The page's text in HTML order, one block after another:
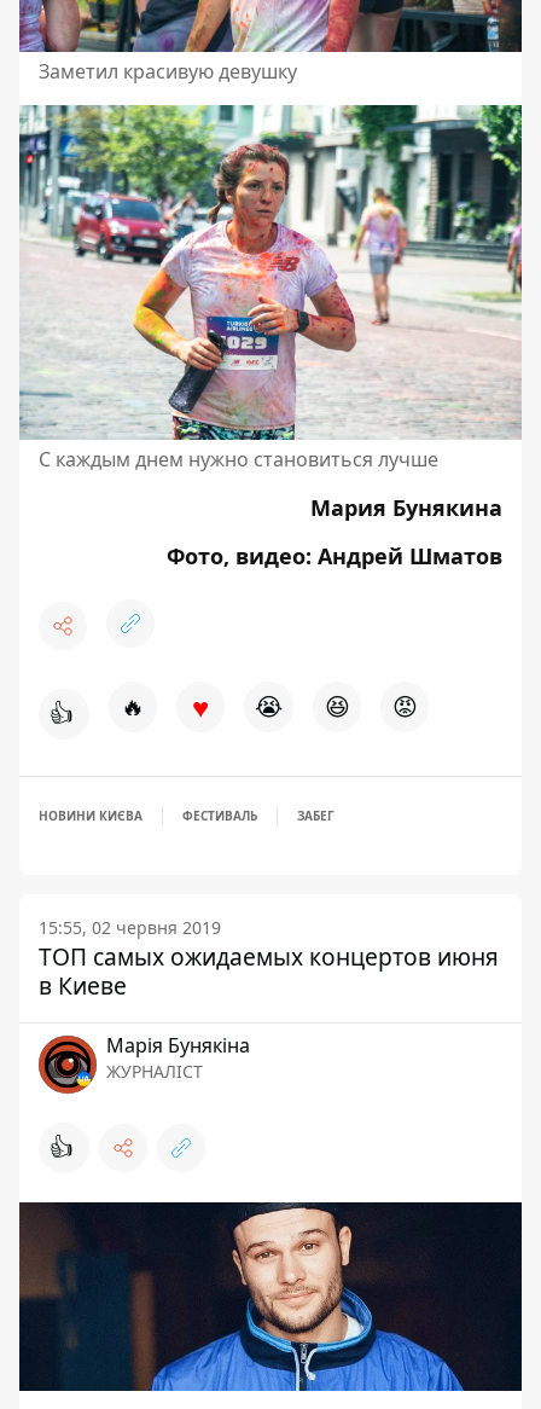
Заметил красивую девушку
С каждым днем нужно становиться лучше
Мария Бунякина
Фото, видео: Андрей Шматов
👍 🔥 ♥ 😭 😆 😡
НОВИНИ КИЄВА ФЕСТИВАЛЬ ЗАБЕГ
15:55, 02 червня 2019
ТОП самых ожидаемых концертов июня
в Киеве
Марія Бунякіна
ЖУРНАЛІСТ
👍